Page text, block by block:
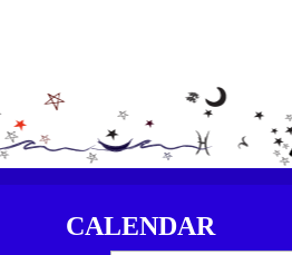
CALENDAR